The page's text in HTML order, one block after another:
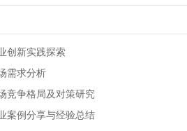
创新实践探索
需求分析
竞争格局及对策研究
案例分享与经验总结